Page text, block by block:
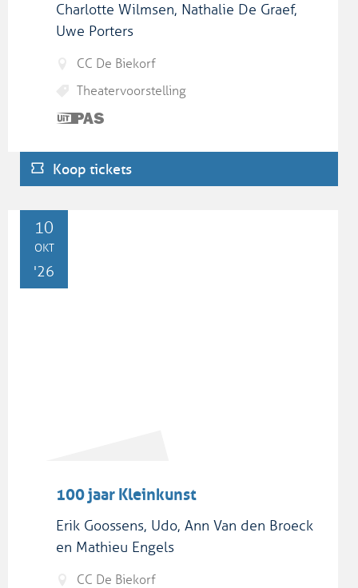
Charlotte Wilmsen, Nathalie De Graef,
Uwe Porters
CC De Biekorf
Theatervoorstelling
Dit is
UiTPAS
activiteit.
Koop tickets
ZA10
OKT
'26
100 jaar Kleinkunst
Erik Goossens, Udo, Ann Van den Broeck
en Mathieu Engels
CC De Biekorf